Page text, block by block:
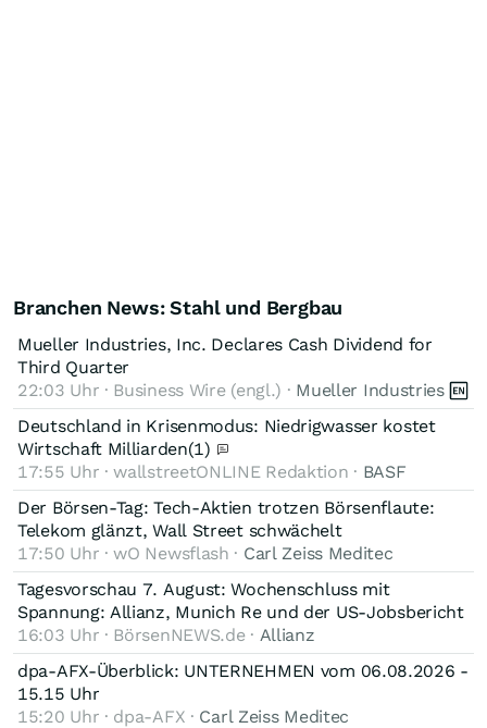
Branchen News: Stahl und Bergbau
Mueller Industries, Inc. Declares Cash Dividend for
Third Quarter
22:03 Uhr · Business Wire (engl.) · Mueller Industries
Deutschland in Krisenmodus: Niedrigwasser kostet
Wirtschaft Milliarden(1)
17:55 Uhr · wallstreetONLINE Redaktion · BASF
Der Börsen-Tag: Tech-Aktien trotzen Börsenflaute:
Telekom glänzt, Wall Street schwächelt
17:50 Uhr · wO Newsflash · Carl Zeiss Meditec
Tagesvorschau 7. August: Wochenschluss mit
Spannung: Allianz, Munich Re und der US-Jobsbericht
16:03 Uhr · BörsenNEWS.de · Allianz
dpa-AFX-Überblick: UNTERNEHMEN vom 06.08.2026 -
15.15 Uhr
15:20 Uhr · dpa-AFX · Carl Zeiss Meditec